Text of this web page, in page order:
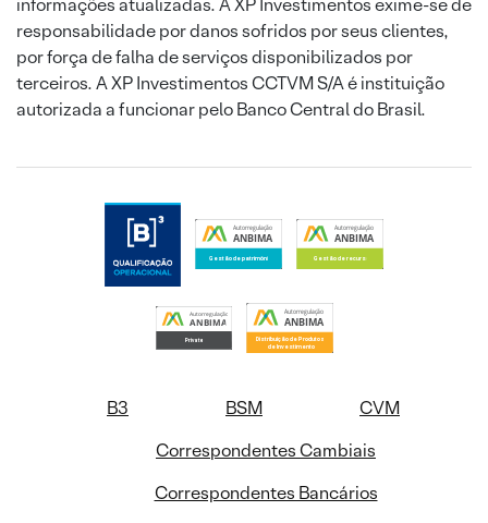
informações atualizadas. A XP Investimentos exime-se de
responsabilidade por danos sofridos por seus clientes,
por força de falha de serviços disponibilizados por
terceiros. A XP Investimentos CCTVM S/A é instituição
autorizada a funcionar pelo Banco Central do Brasil.
B3 BSM
CVM
Correspondentes Cambiais
Correspondentes Bancários